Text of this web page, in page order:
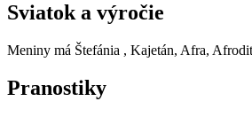
Sviatok a výročie
Meniny má Štefánia , Kajetán, Afra,
Pranostiky